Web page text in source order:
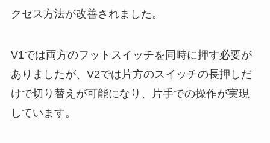
クセス方法が改善されました。
V1では両方のフットスイッチを同時に押す必要が
ありましたが、V2では片方のスイッチの長押しだ
けで切り替えが可能になり、片手での操作が実現
しています。